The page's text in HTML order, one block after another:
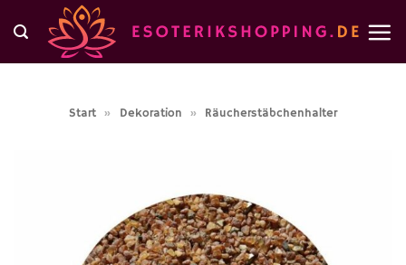
Inhalt
springen
Start » Dekoration » Räucherstäbchenhalter